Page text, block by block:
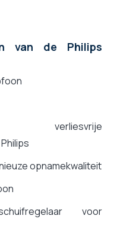
van de Philips
verliesvrije
opnamekwaliteit
voor